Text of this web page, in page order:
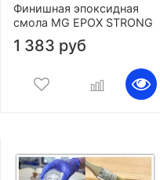
Финишная эпоксидная
смола MG EPOX STRONG
1 383 руб